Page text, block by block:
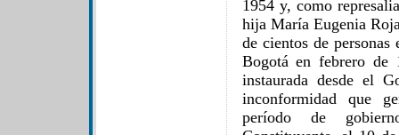
1954 y, como
hija María Eugenia
de cientos de
Bogotá en febrero de
instaurada desde el
inconformidad que
período de